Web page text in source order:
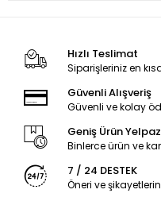
Hızlı Teslimat
Siparişleriniz en
Güvenli Alışveriş
Güvenli ve kolay
Geniş Ürün
Binlerce ürün ve
7 / 24 DESTEK
Öneri ve